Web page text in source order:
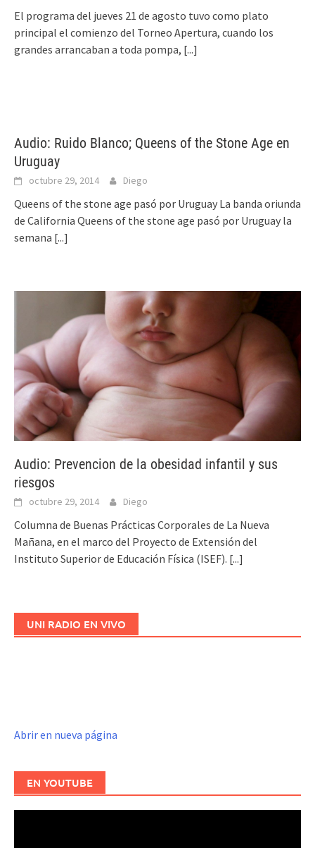
El programa del jueves 21 de agosto tuvo como plato
principal el comienzo del Torneo Apertura, cuando los
grandes arrancaban a toda pompa, [...]
Audio: Ruido Blanco; Queens of the Stone Age en
Uruguay
octubre 29, 2014 Diego
Queens of the stone age pasó por Uruguay La banda oriunda
de California Queens of the stone age pasó por Uruguay la
semana [...]
Audio: Prevencion de la obesidad infantil y sus
riesgos
octubre 29, 2014 Diego
Columna de Buenas Prácticas Corporales de La Nueva
Mañana, en el marco del Proyecto de Extensión del
Instituto Superior de Educación Física (ISEF). [...]
UNI RADIO EN VIVO
Abrir en nueva página
EN YOUTUBE